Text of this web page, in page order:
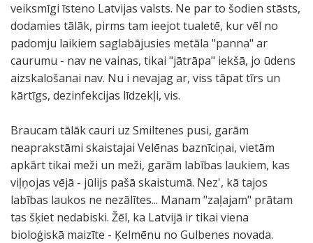
veiksmīgi īsteno Latvijas valsts. Ne par to šodien stāsts,
dodamies tālāk, pirms tam ieejot tualetē, kur vēl no
padomju laikiem saglabājusies metāla "panna" ar
caurumu - nav ne vainas, tikai "jātrāpa" iekšā, jo ūdens
aizskalošanai nav. Nu i nevajag ar, viss tāpat tīrs un
kārtīgs, dezinfekcijas līdzekļi, vis.
Braucam tālāk cauri uz Smiltenes pusi, garām
neaprakstāmi skaistajai Velēnas baznīciņai, vietām
apkārt tikai meži un meži, garām labības laukiem, kas
viļņojas vējā - jūlijs pašā skaistumā. Nez', kā tajos
labības laukos ne nezālītes... Manam "zaļajam" prātam
tas šķiet nedabiski. Žēl, ka Latvijā ir tikai viena
bioloģiskā maizīte - Ķelmēnu no Gulbenes novada.